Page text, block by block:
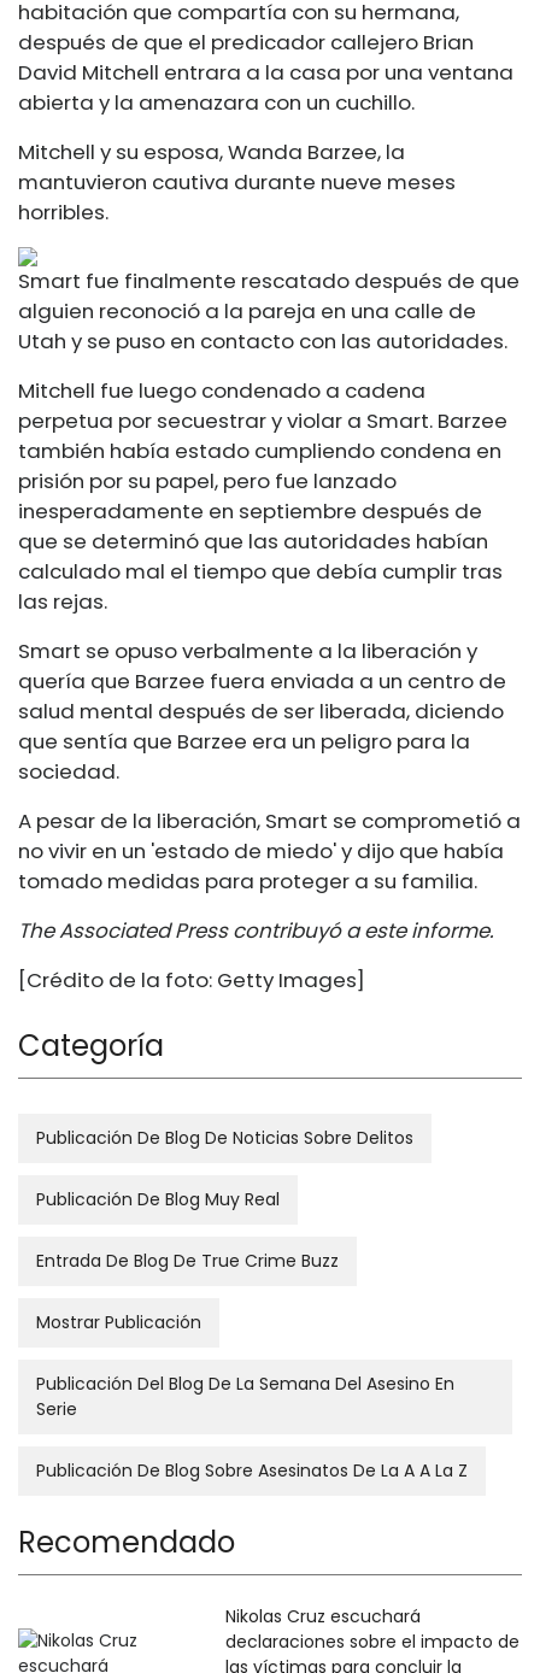
habitación que compartía con su hermana,
después de que el predicador callejero Brian
David Mitchell entrara a la casa por una ventana
abierta y la amenazara con un cuchillo.
Mitchell y su esposa, Wanda Barzee, la
mantuvieron cautiva durante nueve meses
horribles.
Smart fue finalmente rescatado después de que
alguien reconoció a la pareja en una calle de
Utah y se puso en contacto con las autoridades.
Mitchell fue luego condenado a cadena
perpetua por secuestrar y violar a Smart. Barzee
también había estado cumpliendo condena en
prisión por su papel, pero fue lanzado
inesperadamente en septiembre después de
que se determinó que las autoridades habían
calculado mal el tiempo que debía cumplir tras
las rejas.
Smart se opuso verbalmente a la liberación y
quería que Barzee fuera enviada a un centro de
salud mental después de ser liberada, diciendo
que sentía que Barzee era un peligro para la
sociedad.
A pesar de la liberación, Smart se comprometió a
no vivir en un 'estado de miedo' y dijo que había
tomado medidas para proteger a su familia.
The Associated Press contribuyó a este informe.
[Crédito de la foto: Getty Images]
Categoría
Publicación De Blog De Noticias Sobre Delitos
Publicación De Blog Muy Real
Entrada De Blog De True Crime Buzz
Mostrar Publicación
Publicación Del Blog De La Semana Del Asesino En
Serie
Publicación De Blog Sobre Asesinatos De La A A La Z
Recomendado
Nikolas Cruz escuchará
declaraciones sobre el impacto de
las víctimas para concluir la